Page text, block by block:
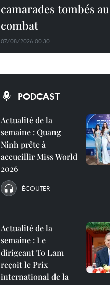
camarades tombés au
combat
07/08/2026 00:30
PODCAST
Actualité de la
semaine : Quang
Ninh prête à
accueillir Miss World
2026
ÉCOUTER
Actualité de la
semaine : Le
dirigeant To Lam
reçoit le Prix
international de la